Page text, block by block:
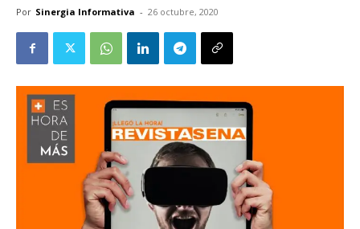
Por Sinergia Informativa - 26 octubre, 2020